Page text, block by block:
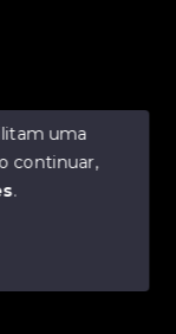
-
uma
continuar,
.